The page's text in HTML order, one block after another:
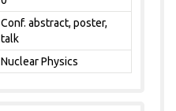
Conf. abstract, poster,
talk
Nuclear Physics